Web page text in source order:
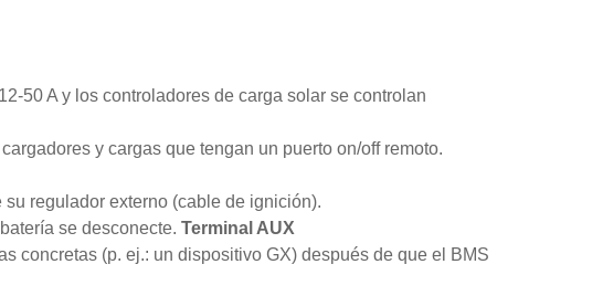
50 A y los controladores de carga solar se controlan
y cargas que tengan un puerto on/off remoto.
regulador externo (cable de ignición).
se desconecte. Terminal AUX
concretas (p. ej.: un dispositivo GX) después de que el BMS